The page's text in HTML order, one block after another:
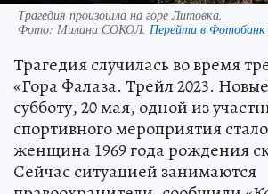
Трагедия произошла на горе Литовка.
Фото: Милана СОКОЛ. Перейти в
Трагедия случилась во время
«Гора Фалаза. Трейл 2023.
субботу, 20 мая, одной из
спортивного мероприятия
женщина 1969 года рождения
Сейчас ситуацией занимаются